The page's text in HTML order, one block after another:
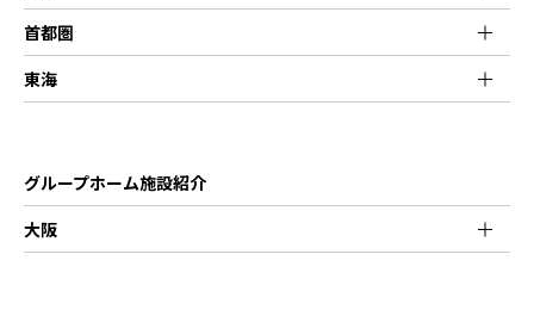
首都圏
東海
グループホーム施設紹介
大阪